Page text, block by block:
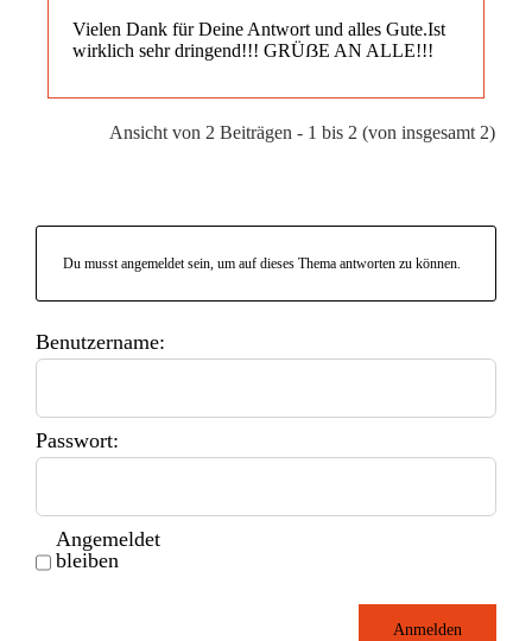
Vielen Dank für Deine Antwort und alles Gute.Ist
wirklich sehr dringend!!! GRÜẞE AN ALLE!!!
Ansicht von 2 Beiträgen - 1 bis 2 (von insgesamt 2)
Du musst angemeldet sein, um auf dieses Thema antworten zu können.
Benutzername:
Passwort:
Angemeldet
bleiben
Anmelden